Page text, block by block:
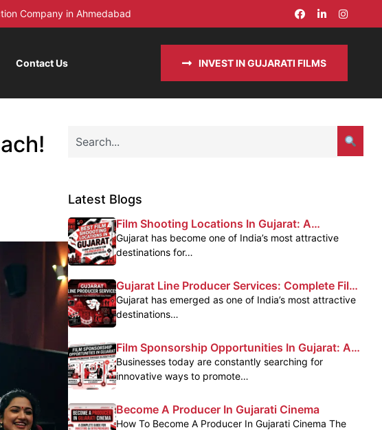
Company in Ahmedabad
Contact Us INVEST IN GUJARATI FILMS
Latest Blogs
Film Shooting Locations In Gujarat: A
Complete Guide For Filmmakers
Gujarat has become one of India’s most attractive
destinations for…
Gujarat Line Producer Services: Complete Film
Production Support In Gujarat
Gujarat has emerged as one of India’s most attractive
destinations…
Film Sponsorship Opportunities In Gujarat: A
Powerful Marketing Platform For Brands
Businesses today are constantly searching for
innovative ways to promote…
Become A Producer In Gujarati Cinema
How To Become A Producer In Gujarati Cinema The